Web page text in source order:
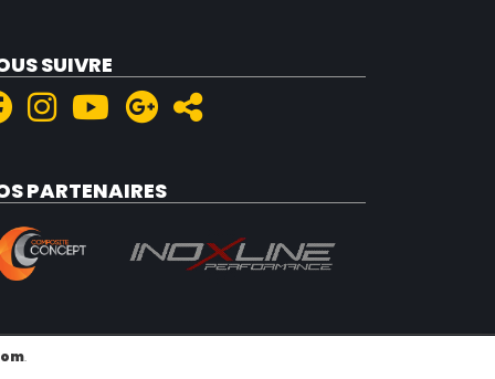
SUIVRE
PARTENAIRES
.